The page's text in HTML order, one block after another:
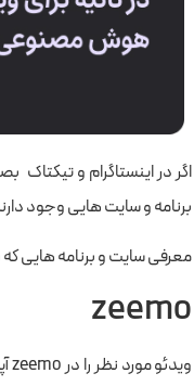
اگر در اینستاگرام و
برنامه و سایت هایی وجود
معرفی سایت و برنامه هایی
zeemo